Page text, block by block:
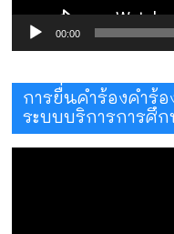
00:00
การยื่นคำร้องคำร้
ระบบบริการการศึก